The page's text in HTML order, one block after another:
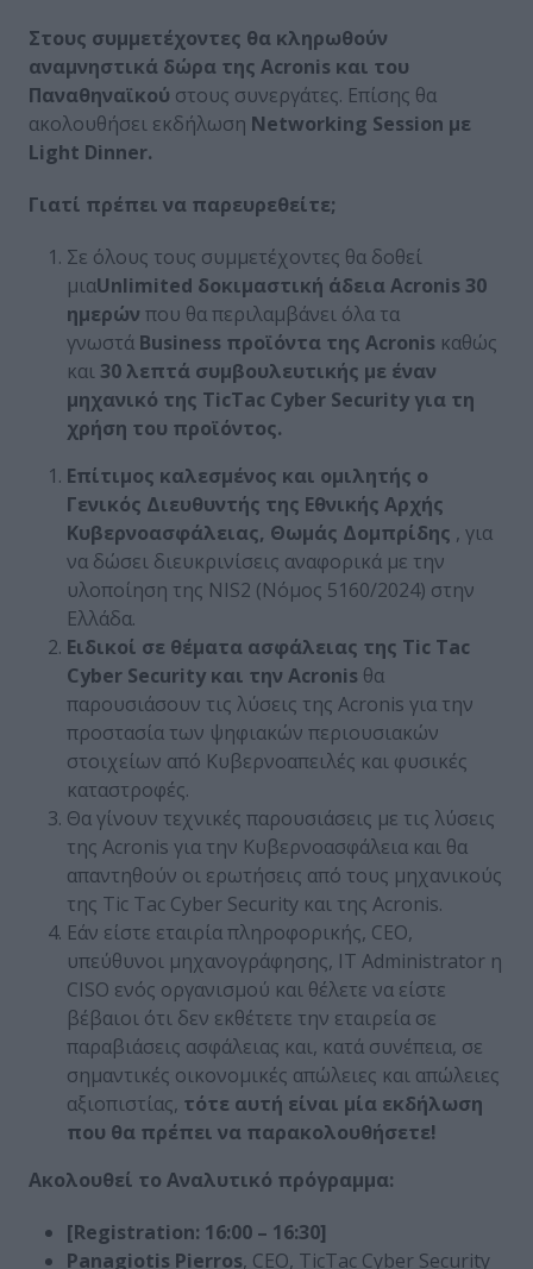
Στους συμμετέχοντες θα κληρωθούν
αναμνηστικά δώρα της Acronis και του
Παναθηναϊκού στους συνεργάτες. Επίσης θα
ακολουθήσει εκδήλωση Networking Session με
Light Dinner.
Γιατί πρέπει να παρευρεθείτε;
Σε όλους τους συμμετέχοντες θα δοθεί
μιαUnlimited δοκιμαστική άδεια Acronis 30
ημερών που θα περιλαμβάνει όλα τα
γνωστά Business προϊόντα της Acronis καθώς
και 30 λεπτά συμβουλευτικής με έναν
μηχανικό της TicTac Cyber Security για τη
χρήση του προϊόντος.
Επίτιμος καλεσμένος και ομιλητής ο
Γενικός Διευθυντής της Εθνικής Αρχής
Κυβερνοασφάλειας, Θωμάς Δομπρίδης , για
να δώσει διευκρινίσεις αναφορικά με την
υλοποίηση της NIS2 (Νόμος 5160/2024) στην
Ελλάδα.
Ειδικοί σε θέματα ασφάλειας της Tic Tac
Cyber Security και την Acronis θα
παρουσιάσουν τις λύσεις της Acronis για την
προστασία των ψηφιακών περιουσιακών
στοιχείων από Κυβερνοαπειλές και φυσικές
καταστροφές.
Θα γίνουν τεχνικές παρουσιάσεις με τις λύσεις
της Acronis για την Κυβερνοασφάλεια και θα
απαντηθούν οι ερωτήσεις από τους μηχανικούς
της Tic Tac Cyber Security και της Acronis.
Εάν είστε εταιρία πληροφορικής, CEO,
υπεύθυνοι μηχανογράφησης, IT Administrator η
CISO ενός οργανισμού και θέλετε να είστε
βέβαιοι ότι δεν εκθέτετε την εταιρεία σε
παραβιάσεις ασφάλειας και, κατά συνέπεια, σε
σημαντικές οικονομικές απώλειες και απώλειες
αξιοπιστίας, τότε αυτή είναι μία εκδήλωση
που θα πρέπει να παρακολουθήσετε!
Ακολουθεί το Αναλυτικό πρόγραμμα:
[Registration: 16:00 – 16:30]
Panagiotis Pierros, CEO, TicTac Cyber Security